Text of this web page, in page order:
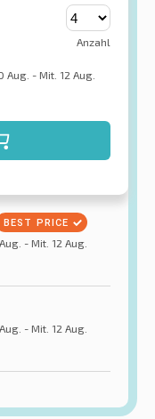
Anzahl
- Mit. 12 Aug.
- Mit. 12 Aug.
- Mit. 12 Aug.